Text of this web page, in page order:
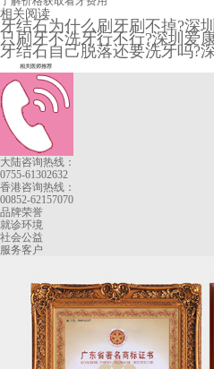
相关阅读
牙结石为什么刷牙刷不掉?深
只刷牙不洗牙行不行?深圳爱
牙结石自己脱落还要洗牙吗?
相关医师推荐
大陆咨询热线：
0755-61302632
香港咨询热线：
00852-62157070
品牌荣誉
就诊环境
社会公益
服务客户